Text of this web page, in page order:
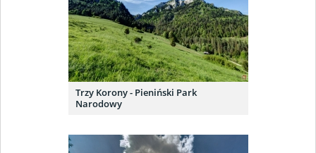
Trzy Korony - Pieniński Park
Narodowy